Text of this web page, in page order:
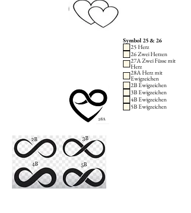
Symbol 25 & 26
25 Herz
26 Zwei Herzen
27A Zwei Füsse mit
Herz
28A Herz mit
Ewigzeichen
2B Ewigzeichen
3B Ewigzeichen
4B Ewigzeichen
5B Ewigzeichen